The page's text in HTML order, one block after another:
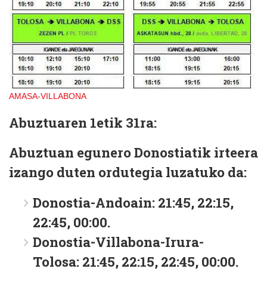
AMASA-VILLABONA
Abuztuaren 1etik 31ra:
Abuztuan egunero Donostiatik irteera
izango duten ordutegia luzatuko da:
Donostia-Andoain: 21:45, 22:15,
22:45, 00:00.
Donostia-Villabona-Irura-
Tolosa: 21:45, 22:15, 22:45, 00:00.